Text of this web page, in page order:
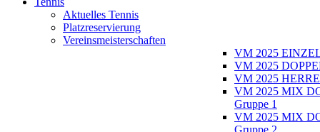
Aktuelles Tennis
Platzreservierung
Vereinsmeisterschaften
VM 2025
VM 2025
VM 2025
VM 2025 MIX
Gruppe 1
VM 2025 MIX
Gruppe 2